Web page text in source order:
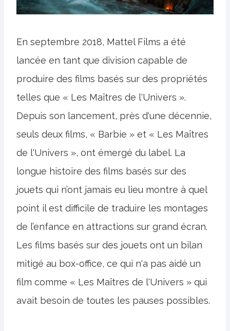
En septembre 2018, Mattel Films a été
lancée en tant que division capable de
produire des films basés sur des propriétés
telles que « Les Maîtres de l'Univers ».
Depuis son lancement, près d'une décennie,
seuls deux films, « Barbie » et « Les Maîtres
de l'Univers », ont émergé du label. La
longue histoire des films basés sur des
jouets qui n’ont jamais eu lieu montre à quel
point il est difficile de traduire les montages
de l’enfance en attractions sur grand écran.
Les films basés sur des jouets ont un bilan
mitigé au box-office, ce qui n'a pas aidé un
film comme « Les Maîtres de l'Univers » qui
avait besoin de toutes les pauses possibles.